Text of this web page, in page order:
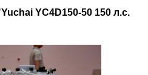
YC4D150-50 150 л.с.